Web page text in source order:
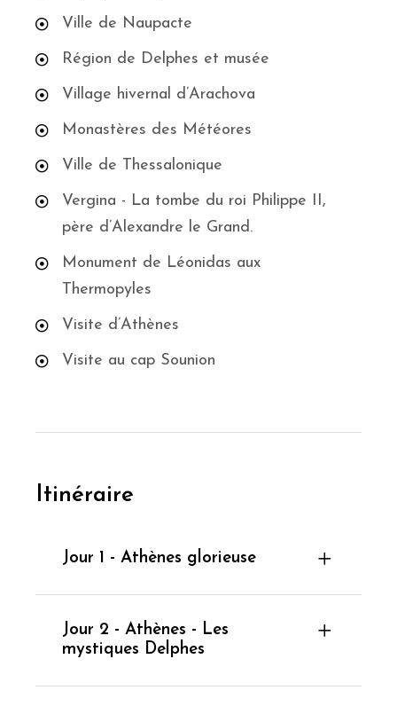
Ville de Naupacte
Région de Delphes et musée
Village hivernal d’Arachova
Monastères des Météores
Ville de Thessalonique
Vergina - La tombe du roi Philippe II,
père d’Alexandre le Grand.
Monument de Léonidas aux
Thermopyles
Visite d’Athènes
Visite au cap Sounion
Itinéraire
Jour 1 - Athènes glorieuse
Jour 2 - Athènes - Les
mystiques Delphes